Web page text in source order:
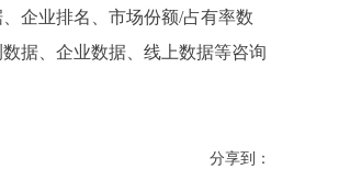
企业排名、 市场份额/占有率数
据、企业数据、线上数据等咨询
分享到：